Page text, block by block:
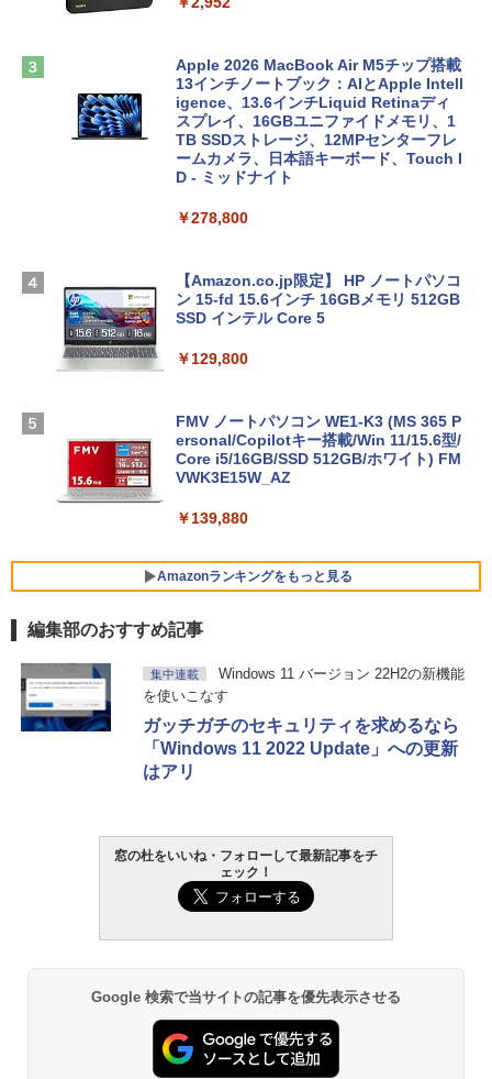
Apple 2026 MacBook Air M5チップ搭載
13インチノートブック：AIとApple Intell
igence、13.6インチLiquid Retinaディ
スプレイ、16GBユニファイドメモリ、1
TB SSDストレージ、12MPセンターフレ
ームカメラ、日本語キーボード、Touch I
D - ミッドナイト
￥278,800
【Amazon.co.jp限定】 HP ノートパソコ
ン 15-fd 15.6インチ 16GBメモリ 512GB
SSD インテル Core 5
￥129,800
FMV ノートパソコン WE1-K3 (MS 365 P
ersonal/Copilotキー搭載/Win 11/15.6型/
Core i5/16GB/SSD 512GB/ホワイト) FM
VWK3E15W_AZ
￥139,880
Amazonランキングをもっと見る
Robloxギフトカード - 800 Robux 【限
定バーチャルアイテムを含む】 【オンラ
インゲームコード】 ロブロックス | オン
ラインコード版
￥1,300
定バーチャルアイテムを含む】 【オンラ
インゲームコード】 ロブロックス |オン
ラインコード版
Microsoft Office Home & Business 202
4(最新 永続版)|オンラインコード版|Wind
ows11、10/mac対応|PC2台
￥39,582
生成AIパスポート公式テキスト 第４版
￥1,766
ズ (はぴーイラストLabo)
￥480
ClaudeCode いちばんやさしい 教科書:
非エンジニア 初心者 素人 でも安心 使い
にもKindle出版にも！ 非エンジニアのた
めのAIコーディング入門シリーズ
￥99
Amazon Kindle Paperwhite (16GB) 7イ
ンチディスプレイ、色調調節ライト、12
週間持続バッテリー、広告なし、ブラッ
ク
￥22,980
ない、大きな画面で読みやすい、6週間持
続バッテリー、6インチディスプレイ電子
書籍リーダー、マッチャ、16GB、広告な
し
￥16,980
Kindle Paperwhite シグニチャーエディ
ション (32GB) 7インチディスプレイ、明
るさ自動調整、色調調節ライト、12週間
持続バッテリー、広告なし、メタリック
編集部のおすすめ記事
集中連載
Windows 11 バージョン 22H2の新機能
を使いこなす
ガッチガチのセキュリティを求めるなら
「Windows 11 2022 Update」への更新
はアリ
窓の杜をいいね・フォローして最新記事をチ
ェック！
Google 検索で当サイトの記事を優先表示させる